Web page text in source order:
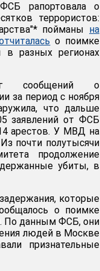
рапортовала о
террористов:
пойманы на
о поимке
разных регионах
сообщений о
за период с ноября
что дальше
заявлений от ФСБ
арестов. У МВД на
почти полутысячи
продолжение
убиты, в
которые
о поимке
По данным ФСБ, они
людей в Москве
признательные